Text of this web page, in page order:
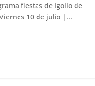
fiestas de Igollo de
10 de julio |...